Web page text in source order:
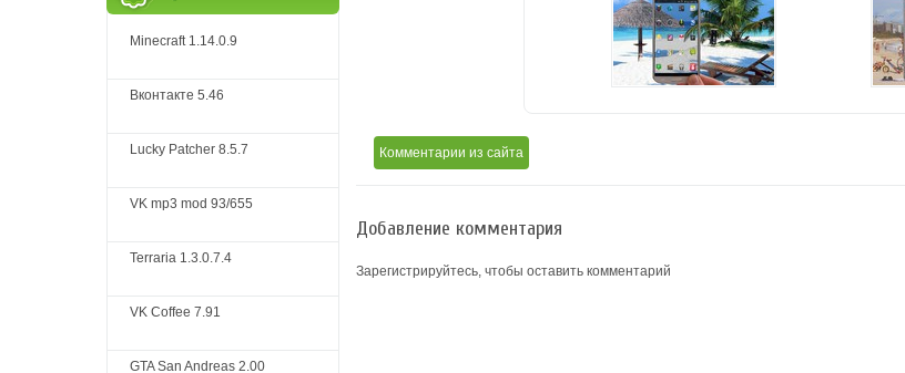
Комментарии из сайта
Добавление комментария
Зарегистрируйтесь, чтобы оставить комментарий
Minecraft 1.14.0.9
Вконтакте 5.46
Lucky Patcher 8.5.7
VK mp3 mod 93/655
Terraria 1.3.0.7.4
VK Coffee 7.91
GTA San Andreas 2.00